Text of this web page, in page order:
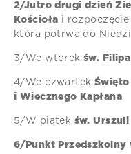
2/Jutro drugi dzień
Kościoła i rozpoczęcie
która potrwa do
3/We wtorekśw.
4/We czwartek Święto
i Wiecznego Kapłana
5/W piątek św.
6/Punkt Przedszkolny